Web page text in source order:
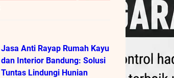
Jasa Anti Rayap Rumah Kayu
dan Interior Bandung: Solusi
Tuntas Lindungi Hunian